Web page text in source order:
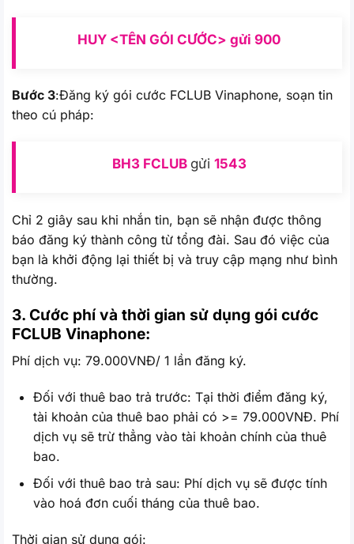
HUY <TÊN GÓI CƯỚC> gửi 900
Bước 3:Đăng ký gói cước FCLUB Vinaphone, soạn tin
theo cú pháp:
BH3 FCLUB gửi 1543
Chỉ 2 giây sau khi nhắn tin, bạn sẽ nhận được thông
báo đăng ký thành công từ tổng đài. Sau đó việc của
bạn là khởi động lại thiết bị và truy cập mạng như bình
thường.
3. Cước phí và thời gian sử dụng gói cước
FCLUB Vinaphone:
Phí dịch vụ: 79.000VNĐ/ 1 lần đăng ký.
Đối với thuê bao trả trước: Tại thời điểm đăng ký,
tài khoản của thuê bao phải có >= 79.000VNĐ. Phí
dịch vụ sẽ trừ thẳng vào tài khoản chính của thuê
bao.
Đối với thuê bao trả sau: Phí dịch vụ sẽ được tính
vào hoá đơn cuối tháng của thuê bao.
Thời gian sử dụng gói: